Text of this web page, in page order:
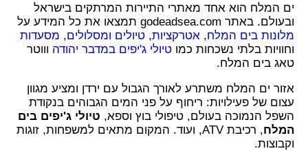
ים המלח הוא אחד מאתרי התיירות המרתקים בישראל
ובעולם. באתר godeadsea.com תמצאו את כל המידע על
מלונות בים המלח, אטרקציות, טיולים ומסלולים, מסעדות
וחוויות בלתי נשכחות כמו טיולי ג'יפים במדבר יהודה וווטר
טאג בים המלח.
אזור ים המלח משתרע לאורך הגבול עם ירדן ומציע מגוון
עצום של פעילויות: ריחוף על פני המים הגבוהים בנקודת
השפל הנמוכה בעולם, טיפולי בוץ וספא, טיולי ג'יפים בים
המלח
, רכיבת ATV, ועוד. המקום מתאים למשפחות, זוגות
וקבוצות.